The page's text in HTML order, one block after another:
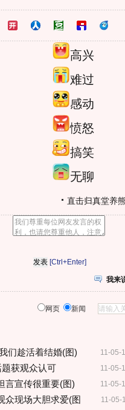
高兴
难过
感动
愤怒
搞笑
无聊
直击归真堂养
[Ctrl+Enter]
我来
网页 新闻
11-05-
们趁活着结婚(图)
11-05-
题获观众认可
11-05-
言宣传很重要(图)
11-05-
众现场大胆求爱(图